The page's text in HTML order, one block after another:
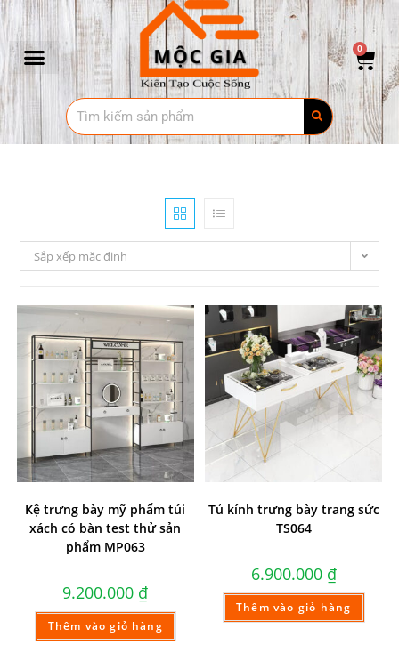
0
Sắp xếp mặc định
Kệ trưng bày mỹ phẩm túi
xách có bàn test thử sản
phẩm MP063
9.200.000 ₫
Thêm vào giỏ hàng
Tủ kính trưng bày trang sức
TS064
6.900.000 ₫
Thêm vào giỏ hàng